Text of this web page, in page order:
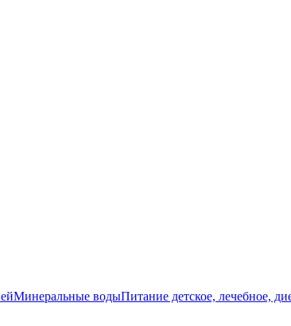
Минеральные водыПитание детское, лечебное,